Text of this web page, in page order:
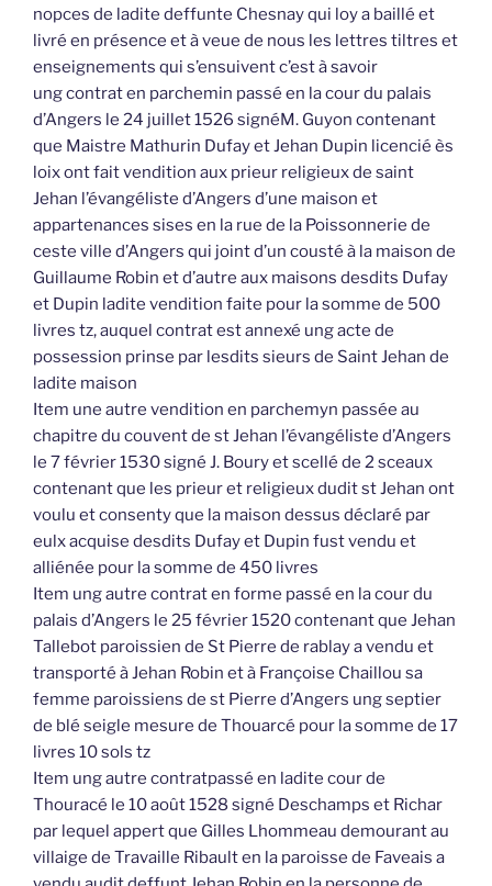
nopces de ladite deffunte Chesnay qui loy a baillé et
livré en présence et à veue de nous les lettres tiltres et
enseignements qui s’ensuivent c’est à savoir
ung contrat en parchemin passé en la cour du palais
d’Angers le 24 juillet 1526 signéM. Guyon contenant
que Maistre Mathurin Dufay et Jehan Dupin licencié ès
loix ont fait vendition aux prieur religieux de saint
Jehan l’évangéliste d’Angers d’une maison et
appartenances sises en la rue de la Poissonnerie de
ceste ville d’Angers qui joint d’un cousté à la maison de
Guillaume Robin et d’autre aux maisons desdits Dufay
et Dupin ladite vendition faite pour la somme de 500
livres tz, auquel contrat est annexé ung acte de
possession prinse par lesdits sieurs de Saint Jehan de
ladite maison
Item une autre vendition en parchemyn passée au
chapitre du couvent de st Jehan l’évangéliste d’Angers
le 7 février 1530 signé J. Boury et scellé de 2 sceaux
contenant que les prieur et religieux dudit st Jehan ont
voulu et consenty que la maison dessus déclaré par
eulx acquise desdits Dufay et Dupin fust vendu et
alliénée pour la somme de 450 livres
Item ung autre contrat en forme passé en la cour du
palais d’Angers le 25 février 1520 contenant que Jehan
Tallebot paroissien de St Pierre de rablay a vendu et
transporté à Jehan Robin et à Françoise Chaillou sa
femme paroissiens de st Pierre d’Angers ung septier
de blé seigle mesure de Thouarcé pour la somme de 17
livres 10 sols tz
Item ung autre contratpassé en ladite cour de
Thouracé le 10 août 1528 signé Deschamps et Richar
par lequel appert que Gilles Lhommeau demourant au
villaige de Travaille Ribault en la paroisse de Faveais a